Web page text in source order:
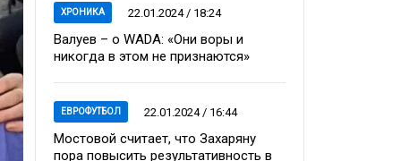
ХРОНИКА 22.01.2024 / 18:24
Валуев – о WADA: «Они воры и
никогда в этом не признаются»
ЕВРОФУТБОЛ 22.01.2024 / 16:44
Мостовой считает, что Захаряну
пора повысить результативность в